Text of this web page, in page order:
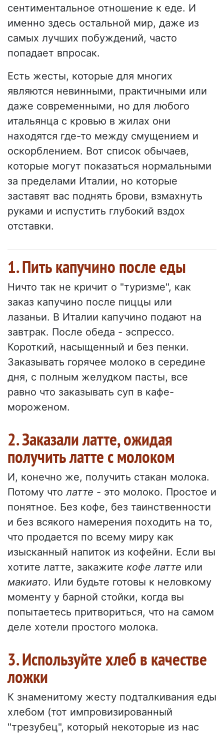
сентиментальное отношение к еде. И
именно здесь остальной мир, даже из
самых лучших побуждений, часто
попадает впросак.
Есть жесты, которые для многих
являются невинными, практичными или
даже современными, но для любого
итальянца с кровью в жилах они
находятся где-то между смущением и
оскорблением. Вот список обычаев,
которые могут показаться нормальными
за пределами Италии, но которые
заставят вас поднять брови, взмахнуть
руками и испустить глубокий вздох
отставки.
1. Пить капучино после еды
Ничто так не кричит о "туризме", как
заказ капучино после пиццы или
лазаньи. В Италии капучино подают на
завтрак. После обеда - эспрессо.
Короткий, насыщенный и без пенки.
Заказывать горячее молоко в середине
дня, с полным желудком пасты, все
равно что заказывать суп в кафе-
мороженом.
2. Заказали латте, ожидая
получить латте с молоком
И, конечно же, получить стакан молока.
Потому чтолатте - это молоко. Простое и
понятное. Без кофе, без таинственности
и без всякого намерения походить на то,
что продается по всему миру как
изысканный напиток из кофейни. Если вы
хотите латте, закажите кофе латте или
макиато. Или будьте готовы к неловкому
моменту у барной стойки, когда вы
попытаетесь притвориться, что на самом
деле хотели простого молока.
3. Используйте хлеб в качестве
ложки
К знаменитому жесту подталкивания еды
хлебом (тот импровизированный
"трезубец", который некоторые из нас